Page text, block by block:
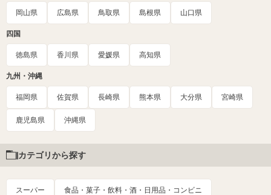
岡山県 広島県 鳥取県 島根県 山口県
四国
徳島県 香川県 愛媛県 高知県
九州・沖縄
福岡県 佐賀県 長崎県 熊本県 大分県 宮崎県
鹿児島県 沖縄県
カテゴリから探す
スーパー 食品・菓子・飲料・酒・日用品・コンビニ